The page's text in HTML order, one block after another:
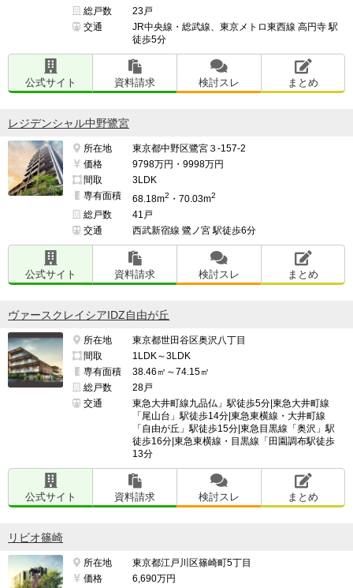
総戸数
23戸
交通
JR中央線・総武線、東京メトロ東西線 高円寺 駅
徒歩5分
公式サイト 資料請求 検討スレ まとめ
レジデンシャル中野鷺宮
所在地
東京都中野区鷺宮３-157-2
価格
9798万円・9998万円
間取
3LDK
専有面積
68.18m2 ・70.03m2
総戸数
41戸
交通
西武新宿線 鷺ノ宮 駅徒歩6分
公式サイト 資料請求 検討スレ まとめ
ヴァースクレイシアIDZ自由が丘
所在地
東京都世田谷区奥沢八丁目
間取
1LDK～3LDK
専有面積
38.46㎡～74.15㎡
総戸数
28戸
交通
東急大井町線九品仏」駅徒歩5分|東急大井町線
「尾山台」駅徒歩14分|東急東横線・大井町線
「自由が丘」駅徒歩15分|東急目黒線「奥沢」駅
徒歩16分|東急東横線・目黒線「田園調布駅徒歩
13分
公式サイト 資料請求 検討スレ まとめ
リビオ篠崎
所在地
東京都江戸川区篠崎町5丁目
価格
6,690万円